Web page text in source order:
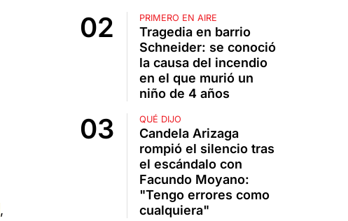
,
PRIMERO EN AIRE
Tragedia en barrio
Schneider: se conoció
la causa del incendio
en el que murió un
niño de 4 años
QUÉ DIJO
Candela Arizaga
rompió el silencio tras
el escándalo con
Facundo Moyano:
"Tengo errores como
cualquiera"